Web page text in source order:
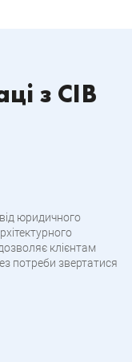
з CIB
юридичного
клієнтам
потреби звертатися